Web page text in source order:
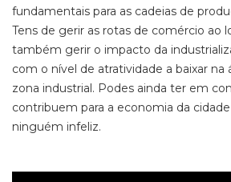
fundamentais para as cadeias de
Tens de gerir as rotas de comércio ao
também gerir o impacto da
com o nível de atratividade a baixar na
zona industrial. Podes ainda ter em
contribuem para a economia da
ninguém infeliz.